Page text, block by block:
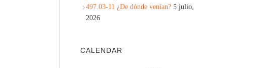
497.03-11 ¿De dónde venían? 5 julio,
2026
CALENDAR